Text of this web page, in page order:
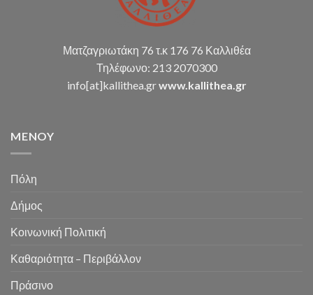
Ματζαγριωτάκη 76 τ.κ 176 76 Καλλιθέα
Τηλέφωνο: 213 2070300
info[at]kallithea.grwww.kallithea.gr
MENOY
Πόλη
Δήμος
Κοινωνική Πολιτική
Καθαριότητα – Περιβάλλον
Πράσινο